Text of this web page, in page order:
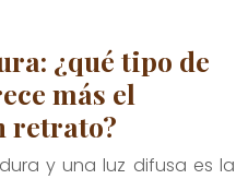
¿qué tipo de
más el
retrato?
y una luz difusa es la